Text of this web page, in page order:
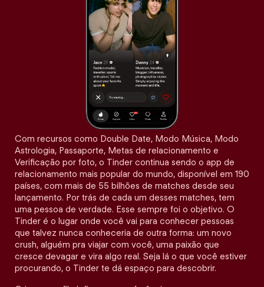
Com recursos como Double Date, Modo Música, Modo
Astrologia, Passaporte, Metas de relacionamento e
Verificação por foto, o Tinder continua sendo o app de
relacionamento mais popular do mundo, disponível em 190
países, com mais de 55 bilhões de matches desde seu
lançamento. Por trás de cada um desses matches, tem
uma pessoa de verdade. Esse sempre foi o objetivo. O
Tinder é o lugar onde você vai para conhecer pessoas
que talvez nunca conheceria de outra forma: um novo
crush, alguém pra viajar com você, uma paixão que
cresce devagar e vira algo real. Seja lá o que você estiver
procurando, o Tinder te dá espaço para descobrir.